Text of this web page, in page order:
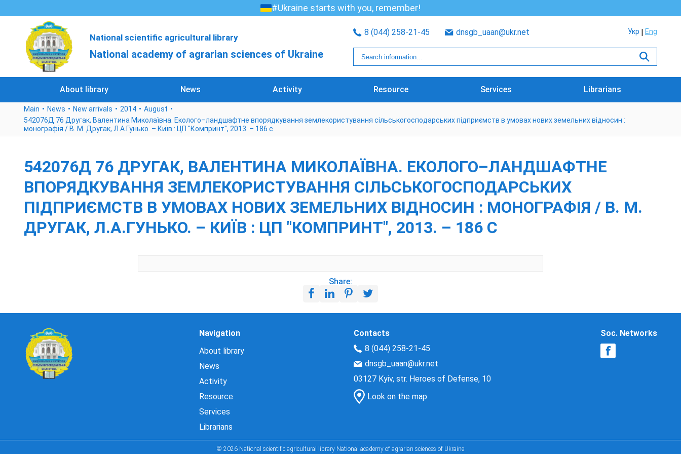
#Ukraine starts with you, remember!
National scientific agricultural library
National academy of agrarian sciences of Ukraine
8 (044) 258-21-45 dnsgb_uaan@ukr.net Укр Eng
About library News Activity Resource Services Librarians
Main News New arrivals 2014
August
542076Д 76 Другак, Валентина Миколаївна. Еколого–ландшафтне впорядкування землекористування сільськогосподарських підприємств в умовах нових земельних відносин :
монографія / В. М. Другак, Л.А.Гунько. – Київ : ЦП "Компринт", 2013. – 186 с
542076Д 76 ДРУГАК, ВАЛЕНТИНА МИКОЛАЇВНА. ЕКОЛОГО–ЛАНДШАФТНЕ
ВПОРЯДКУВАННЯ ЗЕМЛЕКОРИСТУВАННЯ СІЛЬСЬКОГОСПОДАРСЬКИХ
ПІДПРИЄМСТВ В УМОВАХ НОВИХ ЗЕМЕЛЬНИХ ВІДНОСИН : МОНОГРАФІЯ / В. М.
ДРУГАК, Л.А.ГУНЬКО. – КИЇВ : ЦП "КОМПРИНТ", 2013. – 186 С
Share:
Navigation
About library
News
Activity
Resource
Services
Librarians
Contacts
8 (044) 258-21-45
dnsgb_uaan@ukr.net
03127 Kyiv, str. Heroes of Defense, 10
Look on the map
Soc. Networks
© 2026 National scientific agricultural library National academy of agrarian sciences of Ukraine